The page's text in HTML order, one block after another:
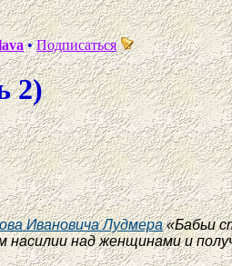
•Подписаться
2)
Ивановича Лудмера«Бабьи
насилии над женщинами и